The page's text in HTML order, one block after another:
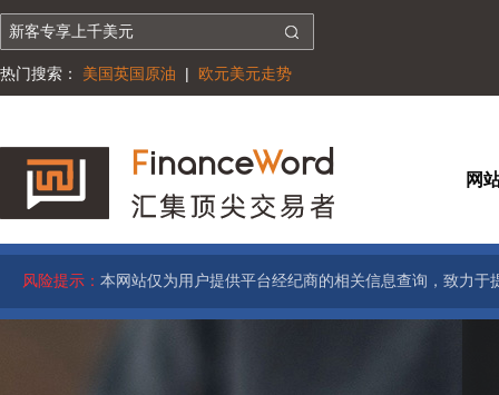
热门搜索： 美国英国原油 | 欧元美元走势
网
风险提示： 本网站仅为用户提供平台经纪商的相关信息查询，致力